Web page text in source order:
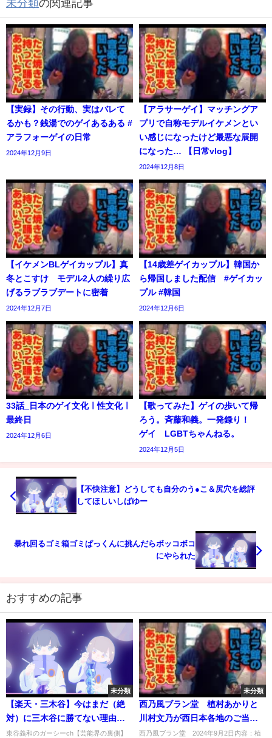
未分類の関連記事
【実録】その行動、実はバレて
るかも？銭湯でのゲイあるある #
アラフォーゲイの日常
2024年12月9日
【アラサーゲイ】マッチングア
プリで自称モデルイケメンとい
い感じになったけど最悪な展開
になった… 【日常vlog】
2024年12月8日
【イケメンBLゲイカップル】真
冬とこすけ モデル2人の繰り広
げるラブラブデートに密着
2024年12月7日
【14歳差ゲイカップル】韓国か
ら帰国しました配信 #ゲイカッ
プル #韓国
2024年12月6日
33話_日本のゲイ文化ㅣ性文化ㅣ
最終日
2024年12月6日
【歌ってみた】ゲイの歩いて帰
ろう。斉藤和義。一発録り！
ゲイ LGBTちゃんねる。
2024年12月5日
【不快注意】どうしても自分のう●こ＆尻穴を総評
してほしいしばゆー
暴れ回るゴミ箱ゴミぱっくんに挑んだらボッコボコ
にやられた
おすすめの記事
未分類
【楽天・三木谷】今はまだ（絶
対）に三木谷に勝てない理由を
話します‥
東谷義和のガーシーch【芸能界の裏側】
未分類
西乃風ブラン堂 植村あかりと
川村文乃が西日本各地のご当地
ブランドを発掘 9月2日
西乃風ブラン堂 2024年9月2日内容：植